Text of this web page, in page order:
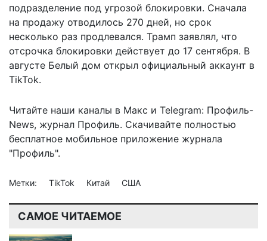
подразделение под угрозой блокировки. Сначала
на продажу отводилось 270 дней, но срок
несколько раз продлевался. Трамп заявлял, что
отсрочка блокировки действует до 17 сентября. В
августе Белый дом открыл официальный аккаунт в
TikTok.
Читайте наши каналы в Макс и Telegram: Профиль-
News, журнал Профиль. Скачивайте полностью
бесплатное мобильное приложение журнала
"Профиль".
Метки: TikTok Китай США
САМОЕ ЧИТАЕМОЕ